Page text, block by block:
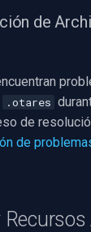
de
.otares
de
de